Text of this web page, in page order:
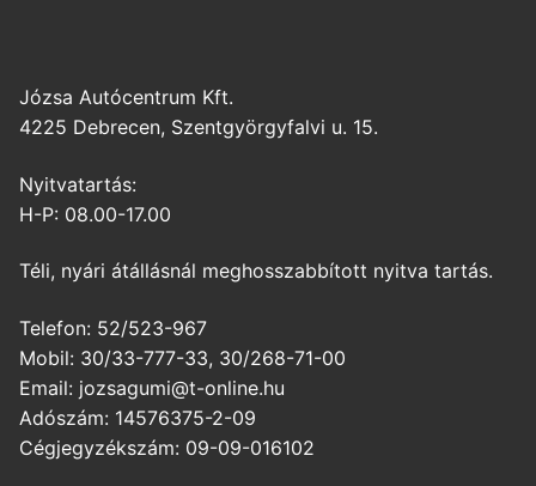
Józsa Autócentrum Kft.
4225 Debrecen, Szentgyörgyfalvi u. 15.
Nyitvatartás:
H-P: 08.00-17.00
Téli, nyári átállásnál meghosszabbított nyitva tartás.
Telefon: 52/523-967
Mobil: 30/33-777-33, 30/268-71-00
Email: jozsagumi@t-online.hu
Adószám: 14576375-2-09
Cégjegyzékszám: 09-09-016102